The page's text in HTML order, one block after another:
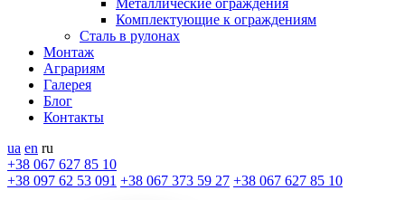
Металлические ограждения
Комплектующие к ограждениям
Сталь в рулонах
Монтаж
Аграриям
Галерея
Блог
Контакты
ua en ru
+38 067 627 85 10
+38 097 62 53 091 +38 067 373 59 27 +38 067 627 85 10